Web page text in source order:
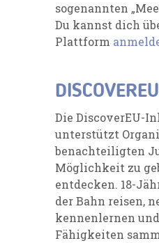
sogenannten
Du kannst dich
Plattform
Die DiscoverEU-
unterstützt
benachteiligten
Möglichkeit zu
entdecken. 18-
der Bahn reisen,
kennenlernen
Fähigkeiten